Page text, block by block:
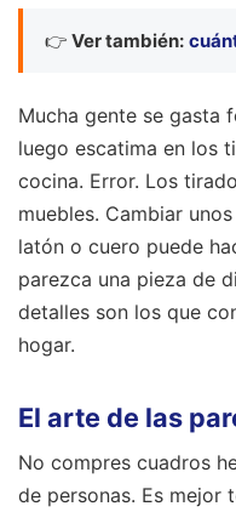
👉 Ver también:
Mucha gente se gasta
luego escatima en los
cocina. Error. Los
muebles. Cambiar
latón o cuero puede
parezca una pieza de
detalles son los que
hogar.
El arte de las
No compres cuadros
de personas. Es mejor